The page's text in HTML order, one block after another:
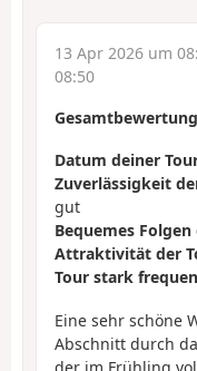
13 Apr 2026 um
08:50
Gesamtbewertung
Datum deiner
Zuverlässigkeit
gut
Bequemes
Attraktivität der
Tour stark
Eine sehr schöne
Abschnitt durch